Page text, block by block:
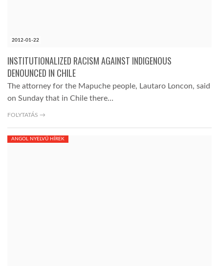
2012-01-22
INSTITUTIONALIZED RACISM AGAINST INDIGENOUS
DENOUNCED IN CHILE
The attorney for the Mapuche people, Lautaro Loncon, said
on Sunday that in Chile there…
FOLYTATÁS →
ANGOL NYELVŰ HÍREK